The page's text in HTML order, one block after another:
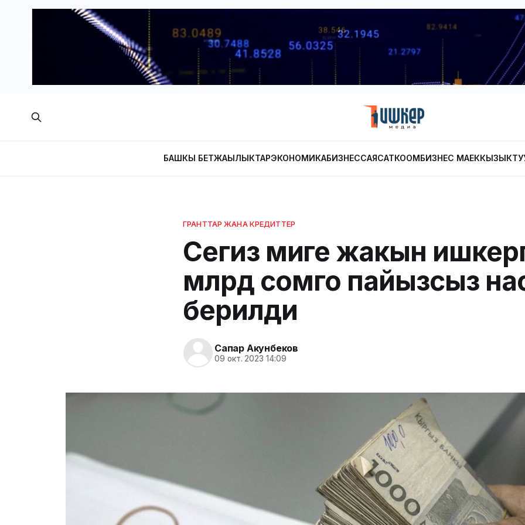
БАШКЫ БЕТЖАҢЫЛЫКТАРЭКОНОМИКАБИЗНЕССАЯСАТКООМБИЗНЕС МАЕК
ГРАНТТАР ЖАНА КРЕДИТТЕР
Сегиз миңге жакын
млрд сомго пайызсыз
берилди
Сапар Акунбеков
09 окт. 2023 14:09